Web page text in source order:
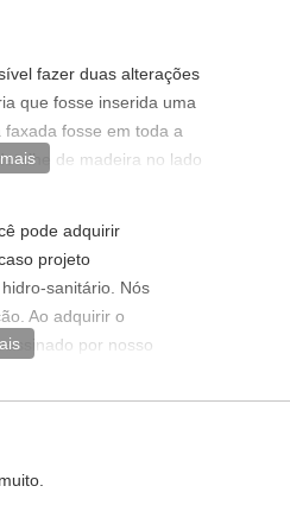
fazer duas alterações
que fosse inserida uma
fosse em toda a
de madeira no lado
acompanha placa do
obra?
pode adquirir
projeto
sanitário. Nós
Ao adquirir o
por nosso
e Urbanismo CAU,
que você
responsável